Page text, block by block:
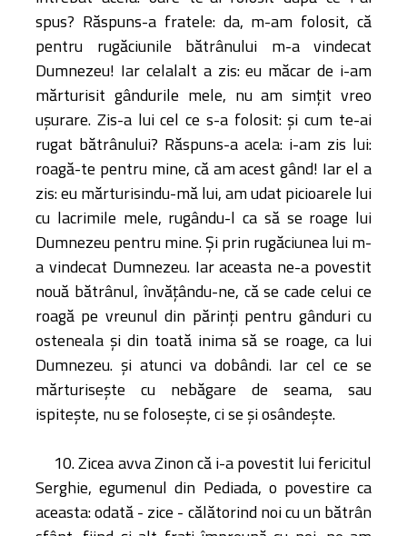
spus? Răspuns-a fratele: da, m-am folosit, că
pentru rugăciunile bătrânului m-a vindecat
Dumnezeu! Iar celalalt a zis: eu măcar de i-am
mărturisit gândurile mele, nu am simţit vreo
uşurare. Zis-a lui cel ce s-a folosit: şi cum te-ai
rugat bătrânului? Răspuns-a acela: i-am zis lui:
roagă-te pentru mine, că am acest gând! Iar el a
zis: eu mărturisindu-mă lui, am udat picioarele lui
cu lacrimile mele, rugându-l ca să se roage lui
Dumnezeu pentru mine. Şi prin rugăciunea lui m-
a vindecat Dumnezeu. Iar aceasta ne-a povestit
nouă bătrânul, învăţându-ne, că se cade celui ce
roagă pe vreunul din părinţi pentru gânduri cu
osteneala şi din toată inima să se roage, ca lui
Dumnezeu. şi atunci va dobândi. Iar cel ce se
mărturiseşte cu nebăgare de seama, sau
ispiteşte, nu se foloseşte, ci se şi osândeşte.
10. Zicea avva Zinon că i-a povestit lui fericitul
Serghie, egumenul din Pediada, o povestire ca
aceasta: odată - zice - călătorind noi cu un bătrân